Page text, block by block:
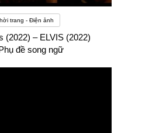
cuộc họp, buổi thảo luận,
đề then chốt nên cần
sách, cũng như xã hội hóa
trang - Điện ảnh
(2022) – ELVIS (2022)
đề song ngữ